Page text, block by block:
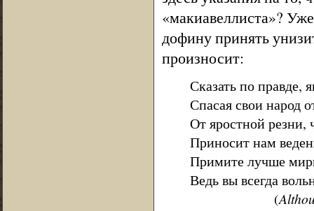
«макиавеллиста»?
дофину принять
произносит:
Сказать по правде,
Спасая свои народ
От яростной резни,
Приносит нам
Примите лучше
Ведь вы всегда
(